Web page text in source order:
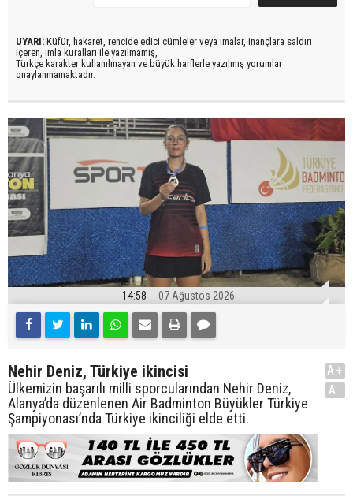
UYARI: Küfür, hakaret, rencide edici cümleler veya imalar, inançlara saldırı
içeren, imla kuralları ile yazılmamış,
Türkçe karakter kullanılmayan ve büyük harflerle yazılmış yorumlar
onaylanmamaktadır.
14:58 07 Ağustos 2026
Nehir Deniz, Türkiye ikincisi
Ülkemizin başarılı milli sporcularından Nehir Deniz,
Alanya’da düzenlenen Air Badminton Büyükler Türkiye
Şampiyonası’nda Türkiye ikinciliği elde etti.
A+
A-